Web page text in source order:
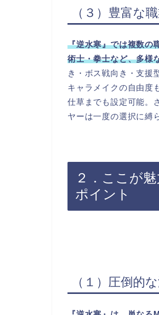
（３）豊富な
『逆水寒』では複数の
術士・拳士など、多様
き・ボス戦向き・支援
キャラメイクの自由度
仕草までも設定可能。
ヤーは一度の選択に縛
２．ここが
ポイント
（１）圧倒的